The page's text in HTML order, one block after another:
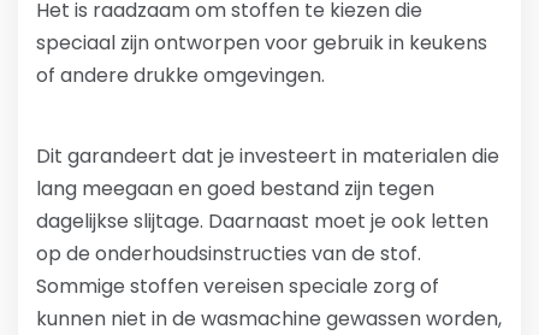
Het is raadzaam om stoffen te kiezen die
speciaal zijn ontworpen voor gebruik in keukens
of andere drukke omgevingen.
Dit garandeert dat je investeert in materialen die
lang meegaan en goed bestand zijn tegen
dagelijkse slijtage. Daarnaast moet je ook letten
op de onderhoudsinstructies van de stof.
Sommige stoffen vereisen speciale zorg of
kunnen niet in de wasmachine gewassen worden,